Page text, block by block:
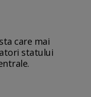
care mai
statului